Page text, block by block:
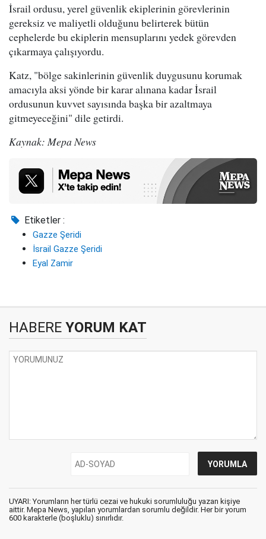
İsrail ordusu, yerel güvenlik ekiplerinin görevlerinin
gereksiz ve maliyetli olduğunu belirterek bütün
cephelerde bu ekiplerin mensuplarını yedek görevden
çıkarmaya çalışıyordu.
Katz, "bölge sakinlerinin güvenlik duygusunu korumak
amacıyla aksi yönde bir karar alınana kadar İsrail
ordusunun kuvvet sayısında başka bir azaltmaya
gitmeyeceğini" dile getirdi.
Kaynak: Mepa News
Etiketler :
Gazze Şeridi
İsrail Gazze Şeridi
Eyal Zamir
HABERE YORUM KAT
UYARI: Yorumların her türlü cezai ve hukuki sorumluluğu yazan kişiye
aittir. Mepa News, yapılan yorumlardan sorumlu değildir. Her bir yorum
600 karakterle (boşluklu) sınırlıdır.